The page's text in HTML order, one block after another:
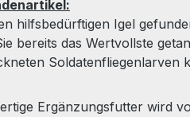
hilfsbedürftigen Igel
bereits das Wertvollste
Soldatenfliegenlarven
Ergänzungsfutter wird